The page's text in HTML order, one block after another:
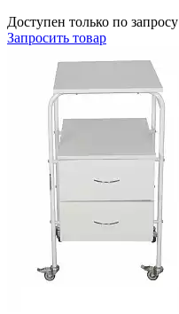
Доступен только по запросу
Запросить товар